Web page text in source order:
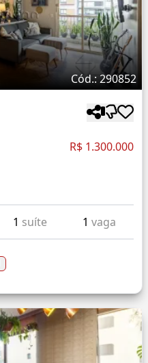
Cód.: 290852
R$ 1.300.000
1 suíte 1 vaga